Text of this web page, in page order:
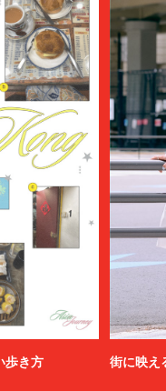
歩き方 街に映え